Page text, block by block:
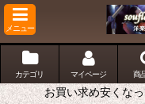
メニュー
カテゴリ マイページ 商
お買い求め安くなって